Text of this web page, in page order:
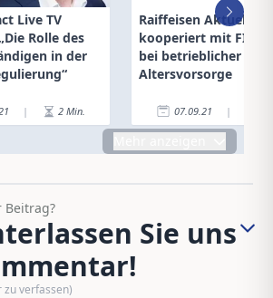
Live TV
Rolle des
in der
| 2 Min.
Raiffeisen Aktuell-
kooperiert mit
bei betrieblicher
Altersvorsorge
07.09.21 |
Sie uns
zu verfassen)